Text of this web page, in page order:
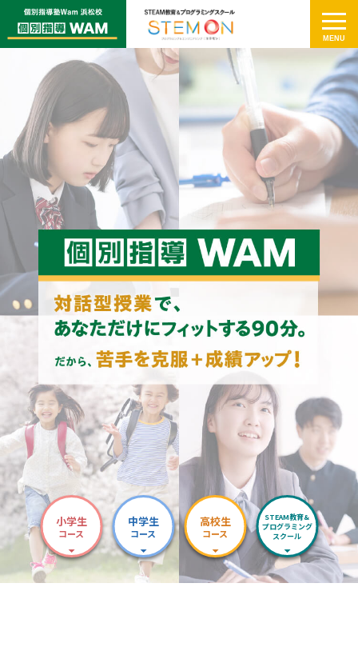
小学生
コース
中学生
コース
高校生
コース
STEAM教育&
プログラミング
スクール